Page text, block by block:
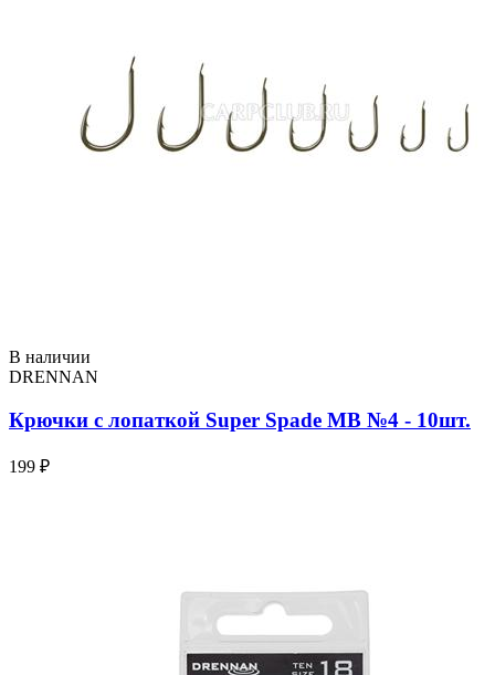
В наличии
DRENNAN
Крючки с лопаткой Super Spade МВ №4 - 10шт.
199 ₽